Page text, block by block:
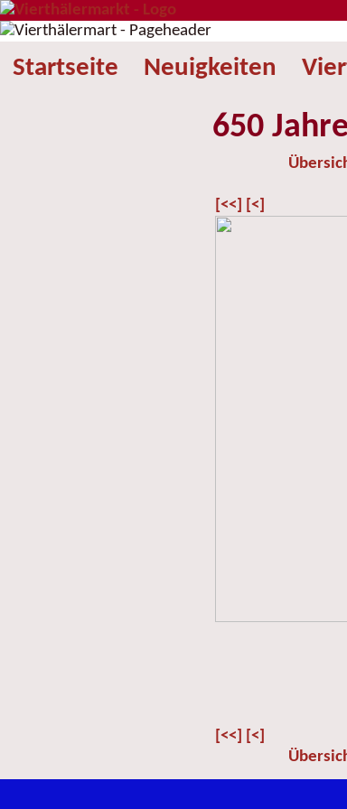
Startseite Neuigkeiten
650
[<<] [<]
[<<] [<]